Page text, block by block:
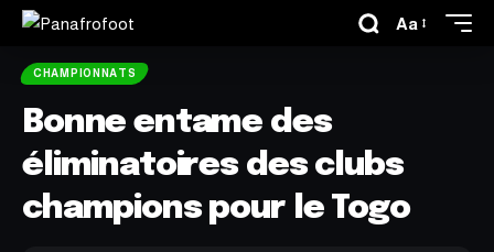
Aa
CHAMPIONNATS
Bonne entame des
éliminatoires des clubs
champions pour le Togo